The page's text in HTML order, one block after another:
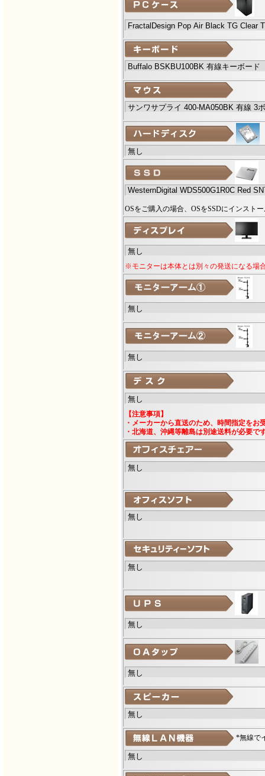
OSをご購入の場合、OSをSSDにインスト
※モニターは本体とは別々の発送になる場
【注意事項】
・メーカーから直送のため、時間指定をお
・北海道、沖縄等離島は別途送料が必要で
*無線で